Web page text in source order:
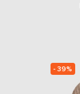
- 39%